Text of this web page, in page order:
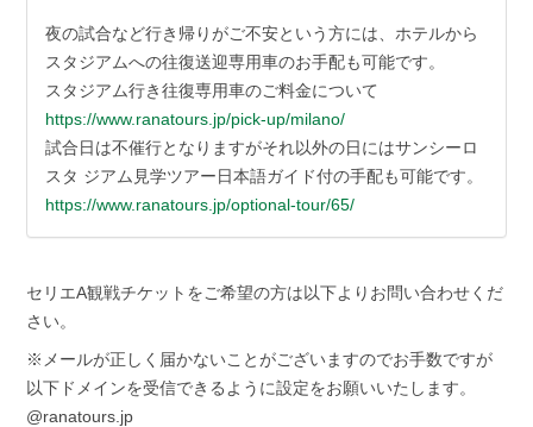
夜の試合など行き帰りがご不安という方には、ホテルから
スタジアムへの往復送迎専用車のお手配も可能です。
スタジアム行き往復専用車のご料金について
https://www.ranatours.jp/pick-up/milano/
試合日は不催行となりますがそれ以外の日にはサンシーロ
スタ ジアム見学ツアー日本語ガイド付の手配も可能です。
https://www.ranatours.jp/optional-tour/65/
セリエA観戦チケットをご希望の方は以下よりお問い合わせくだ
さい。
※メールが正しく届かないことがございますのでお手数ですが
以下ドメインを受信できるように設定をお願いいたします。
@ranatours.jp